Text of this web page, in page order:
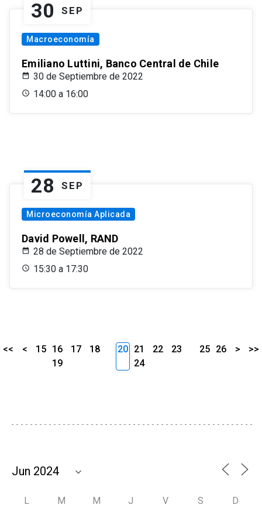
30 SEP
Macroeconomía
Emiliano Luttini, Banco Central de Chile
30 de Septiembre de 2022
14:00 a 16:00
28 SEP
Microeconomía Aplicada
David Powell, RAND
28 de Septiembre de 2022
15:30 a 17:30
<< < 15 16 17
18
19
20 21 22
23
24
25 26 > >>
L M M J V S D